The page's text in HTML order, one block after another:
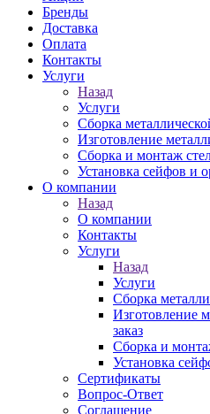
Бренды
Доставка
Оплата
Контакты
Услуги
Назад
Услуги
Сборка
Изготовление
Сборка и монтаж
Установка сейфов и
О компании
Назад
О компании
Контакты
Услуги
Назад
Услуги
Сборка
Изготовление
заказ
Сборка и
Установка
Сертификаты
Вопрос-Ответ
Соглашение